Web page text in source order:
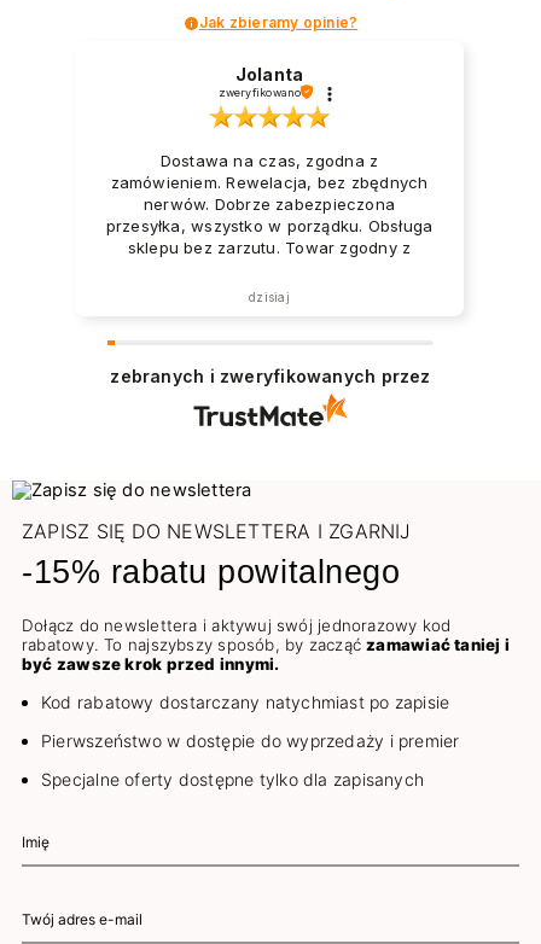
Jak zbieramy opinie?
Jolanta
zweryfikowano
Dostawa na czas, zgodna z
zamówieniem. Rewelacja, bez zbędnych
nerwów. Dobrze zabezpieczona
przesyłka, wszystko w porządku. Obsługa
sklepu bez zarzutu. Towar zgodny z
została zrealizowana ekspresowo.
dzisiaj
zebranych i zweryfikowanych przez
ZAPISZ SIĘ DO NEWSLETTERA I ZGARNIJ
-15% rabatu powitalnego
Dołącz do newslettera i aktywuj swój jednorazowy kod
rabatowy. To najszybszy sposób, by zacząćzamawiać taniej i
być zawsze krok przed innymi.
Kod rabatowy dostarczany natychmiast po zapisie
Pierwszeństwo w dostępie do wyprzedaży i premier
Specjalne oferty dostępne tylko dla zapisanych